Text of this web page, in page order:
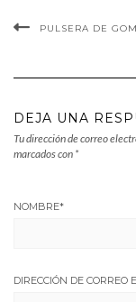
PULSERA DE
DEJA UNA
Tu dirección de correo
marcados con *
NOMBRE*
DIRECCIÓN DE CORREO